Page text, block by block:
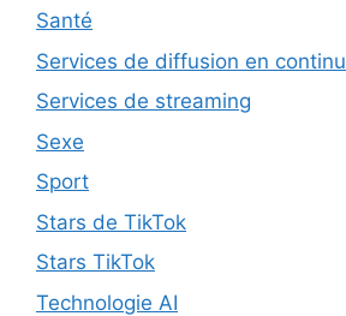
Santé
Services de diffusion en continu
Services de streaming
Sexe
Sport
Stars de TikTok
Stars TikTok
Technologie AI